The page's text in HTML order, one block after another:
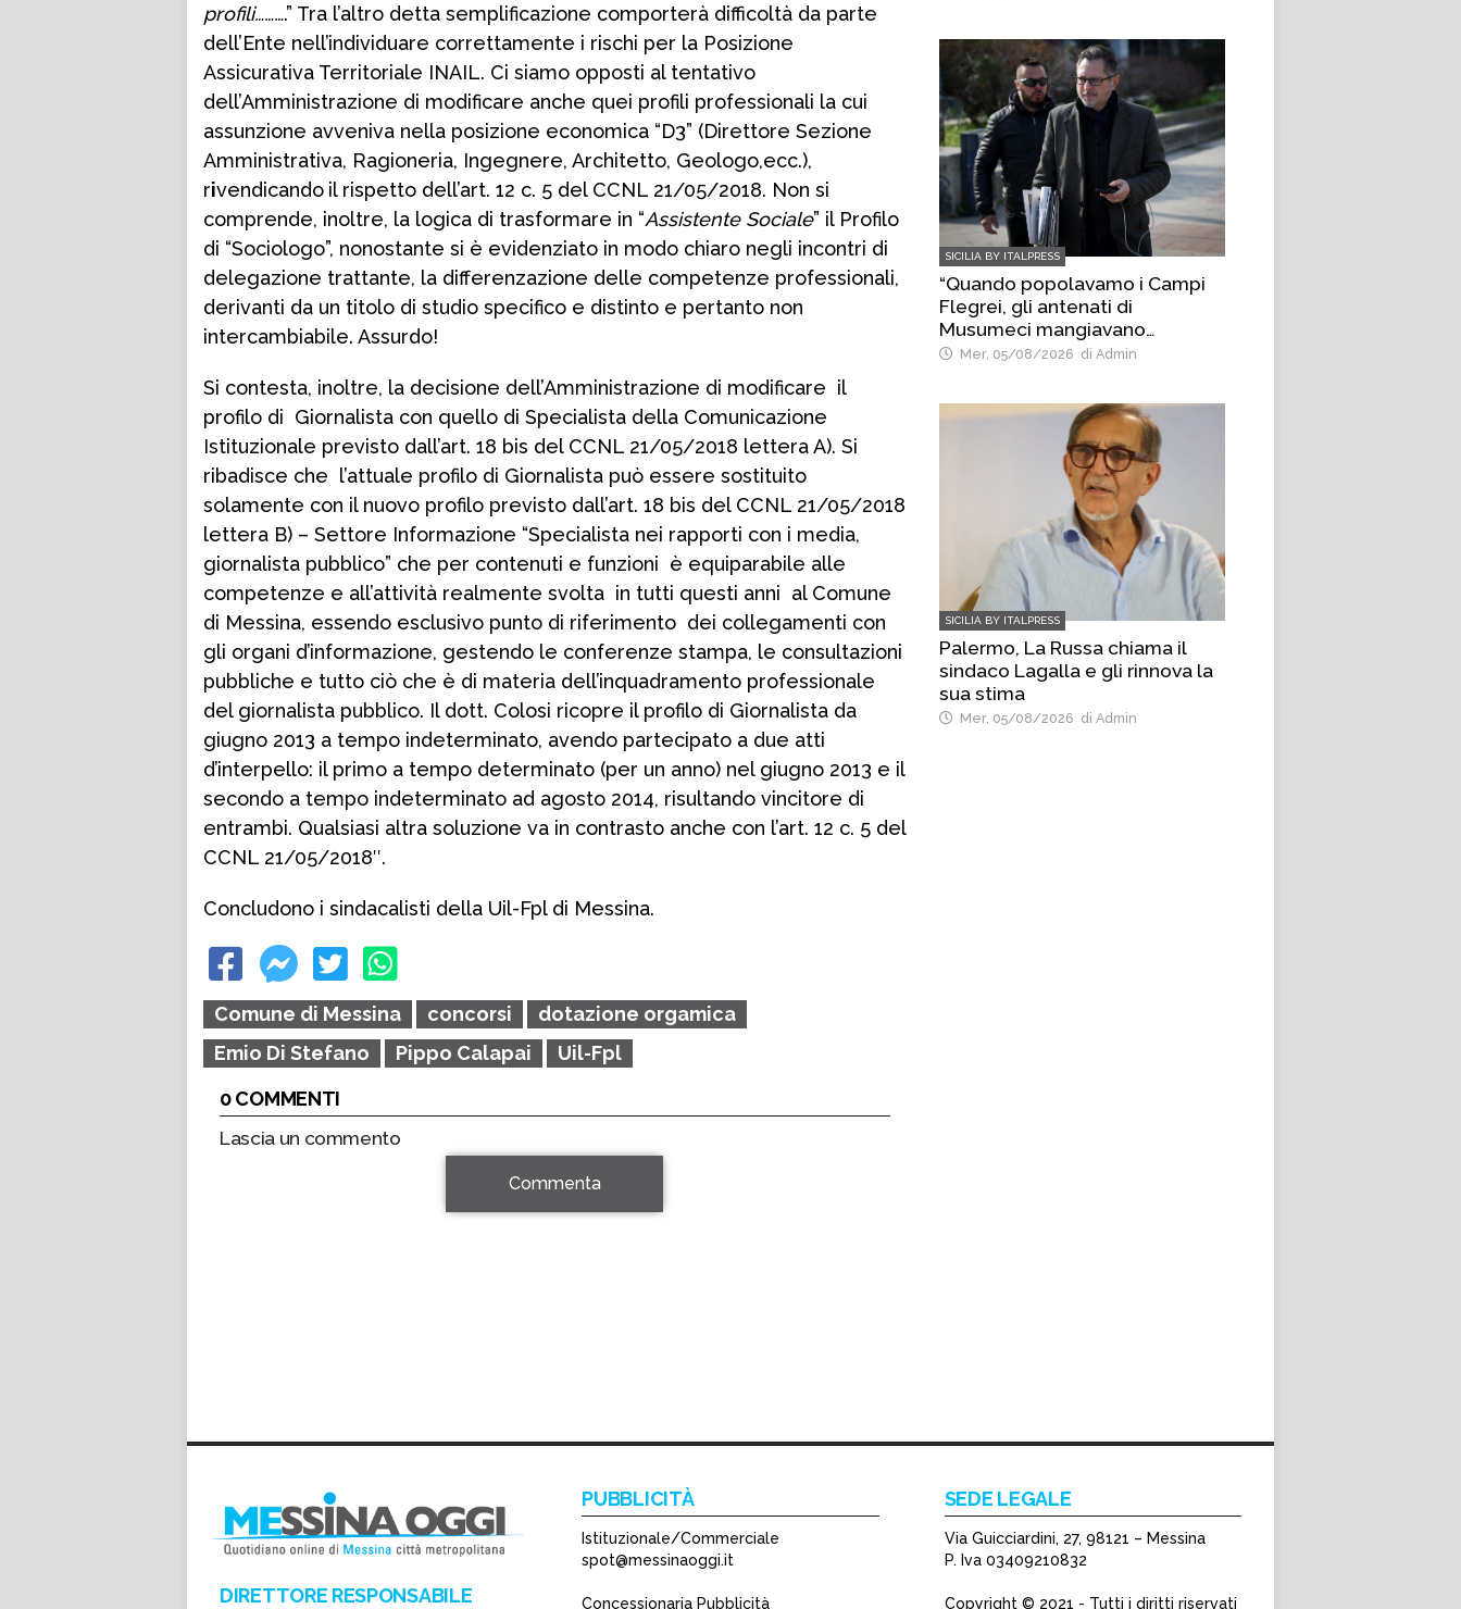
profili……….” Tra l’altro detta semplificazione comporterà difficoltà da parte
dell’Ente nell’individuare correttamente i rischi per la Posizione
Assicurativa Territoriale INAIL. Ci siamo opposti al tentativo
dell’Amministrazione di modificare anche quei profili professionali la cui
assunzione avveniva nella posizione economica “D3” (Direttore Sezione
Amministrativa, Ragioneria, Ingegnere, Architetto, Geologo,ecc.),
rivendicando il rispetto dell’art. 12 c. 5 del CCNL 21/05/2018. Non si
comprende, inoltre, la logica di trasformare in “Assistente Sociale” il Profilo
di “Sociologo”, nonostante si è evidenziato in modo chiaro negli incontri di
delegazione trattante, la differenzazione delle competenze professionali,
derivanti da un titolo di studio specifico e distinto e pertanto non
intercambiabile. Assurdo!
Si contesta, inoltre, la decisione dell’Amministrazione di modificare il
profilo di Giornalista con quello di Specialista della Comunicazione
Istituzionale previsto dall’art. 18 bis del CCNL 21/05/2018 lettera A). Si
ribadisce che l’attuale profilo di Giornalista può essere sostituito
solamente con il nuovo profilo previsto dall’art. 18 bis del CCNL 21/05/2018
lettera B) – Settore Informazione “Specialista nei rapporti con i media,
giornalista pubblico” che per contenuti e funzioni è equiparabile alle
competenze e all’attività realmente svolta in tutti questi anni al Comune
di Messina, essendo esclusivo punto di riferimento dei collegamenti con
gli organi d’informazione, gestendo le conferenze stampa, le consultazioni
pubbliche e tutto ciò che è di materia dell’inquadramento professionale
del giornalista pubblico. Il dott. Colosi ricopre il profilo di Giornalista da
giugno 2013 a tempo indeterminato, avendo partecipato a due atti
d’interpello: il primo a tempo determinato (per un anno) nel giugno 2013 e il
secondo a tempo indeterminato ad agosto 2014, risultando vincitore di
entrambi. Qualsiasi altra soluzione va in contrasto anche con l’art. 12 c. 5 del
CCNL 21/05/2018″.
Concludono i sindacalisti della Uil-Fpl di Messina.
Comune di Messina concorsi
dotazione orgamica
Emio Di Stefano
Pippo Calapai
Uil-Fpl
0 COMMENTI
Lascia un commento
Commenta
SICILIA BY ITALPRESS
“Quando popolavamo i Campi
Flegrei, gli antenati di
Musumeci mangiavano
banane”, è bufera sul deputato
Mer, 05/08/2026 di Admin
SICILIA BY ITALPRESS
Palermo, La Russa chiama il
sindaco Lagalla e gli rinnova la
sua stima
Mer, 05/08/2026 di Admin
DIRETTORE RESPONSABILE
PUBBLICITÀ
Istituzionale/Commerciale
spot@messinaoggi.it
Concessionaria Pubblicità
SEDE LEGALE
Via Guicciardini, 27, 98121 – Messina
P. Iva 03409210832
Copyright © 2021 - Tutti i diritti riservati